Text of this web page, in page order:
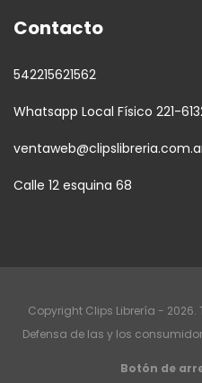
Contacto
542215621562
Whatsapp Local Físico 221-
Calle 12 esquina 68
Copyright Clips Librería -
Defensa de las y los
Botón de